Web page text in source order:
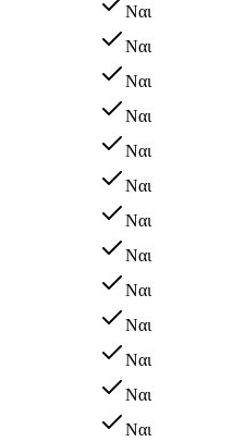
Ναι
Ναι
Ναι
Ναι
Ναι
Ναι
Ναι
Ναι
Ναι
Ναι
Ναι
Ναι
Ναι